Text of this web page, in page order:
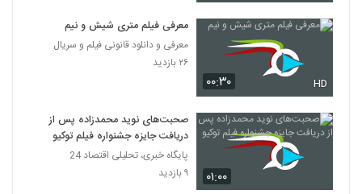
۰۰:۳۰ HD
معرفی فیلم متری شیش و نیم
معرفی و دانلود قانونی فیلم و سریال
۲۶ بازدید
۰۱:۰۰
صحبت‌های نوید محمدزاده پس از
دریافت جایزه جشنواره فیلم توکیو
پایگاه خبری، تحلیلی اقتصاد 24
۹ بازدید